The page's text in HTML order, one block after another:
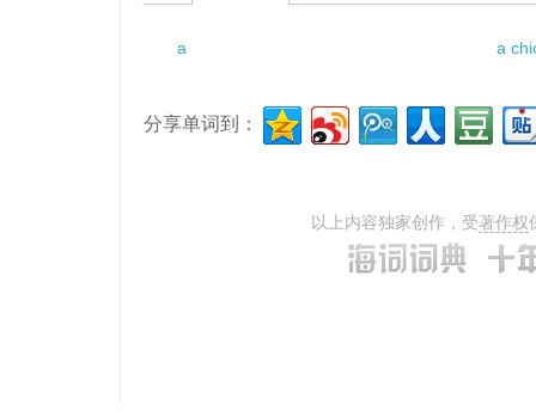
a a
分享单词到：
以上内容独家创作，受著作权